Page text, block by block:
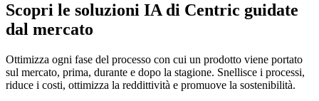
Scopri le soluzioni IA di Centric guidate
dal mercato
Ottimizza ogni fase del processo con cui un prodotto viene portato
sul mercato, prima, durante e dopo la stagione. Snellisce i processi,
riduce i costi, ottimizza la reddittività e promuove la sostenibilità.